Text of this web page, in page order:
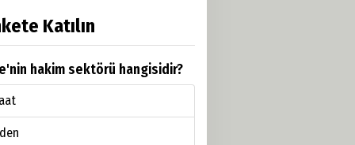
Katılın
hakim sektörü hangisidir?